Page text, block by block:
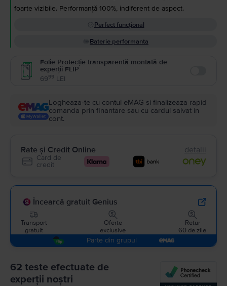
foarte vizibile. Performanță 100%, indiferent de aspect.
Perfect funcțional
Baterie performanta
Folie Protecție transparentă montată de
experții FLIP
6999 LEI
Logheaza-te cu contul eMAG si finalizeaza rapid
comanda prin finantare sau cu cardul salvat in
cont.
Rate și Credit Online detalii
Card de
credit
Încearcă gratuit Genius
Transport
gratuit
Oferte
exclusive
Retur
60 de zile
Parte din grupul
62 teste efectuate de
experții noștri